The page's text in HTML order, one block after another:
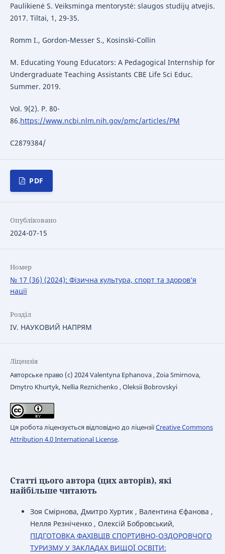
Paulikienė S. Veiksminga mentorystė: slaugos studijų atvejis.
2017. Tiltai, 1, 29-35.
Romm I., Gordon-Messer S., Kosinski-Collin
M. Educating Young Educators: A Pedagogical Internship for
Undergraduate Teaching Assistants CBE Life Sci Educ.
Summer. 2019.
Vol. 9(2). P. 80-
86.https://www.ncbi.nlm.nih.gov/pmc/articles/PM
C2879384/
PDF
Опубліковано
2024-07-15
Номер
№ 17 (36) (2024): Фізична культура, спорт та здоров’я
нації
Розділ
IV. НАУКОВИЙ НАПРЯМ
Ліцензія
Авторське право (c) 2024 Valentyna Ephanova , Zoia Smirnova,
Dmytro Khurtyk, Nellia Reznichenko , Oleksii Bobrovskyi
Ця робота ліцензується відповідно до ліцензіїCreative Commons
Attribution 4.0 International License.
Статті цього автора (цих авторів), які
найбільше читають
Зоя Смірнова, Дмитро Хуртик , Валентина Єфанова ,
Нелля Резніченко , Олексій Бобровський,
ПІДГОТОВКА ФАХІВЦІВ СПОРТИВНО-ОЗДОРОВЧОГО
ТУРИЗМУ У ЗАКЛАДАХ ВИЩОЇ ОСВІТИ: